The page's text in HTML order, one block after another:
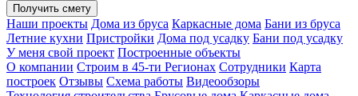
Получить смету
Наши проекты Дома из бруса Каркасные дома Бани из бруса
Летние кухни Пристройки Дома под усадку Бани под усадку
У меня свой проект Построенные объекты
О компании Строим в 45-ти Регионах Сотрудники Карта
построек Отзывы Схема работы Видеообзоры